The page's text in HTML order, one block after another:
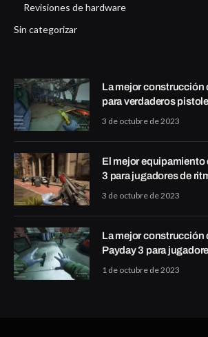
Revisiones de hardware
Sin categorizar
La mejor construcción
para verdaderos
3 de octubre de 2023
El mejor equipamiento
3 para jugadores de
3 de octubre de 2023
La mejor construcción
Payday 3 para
1 de octubre de 2023